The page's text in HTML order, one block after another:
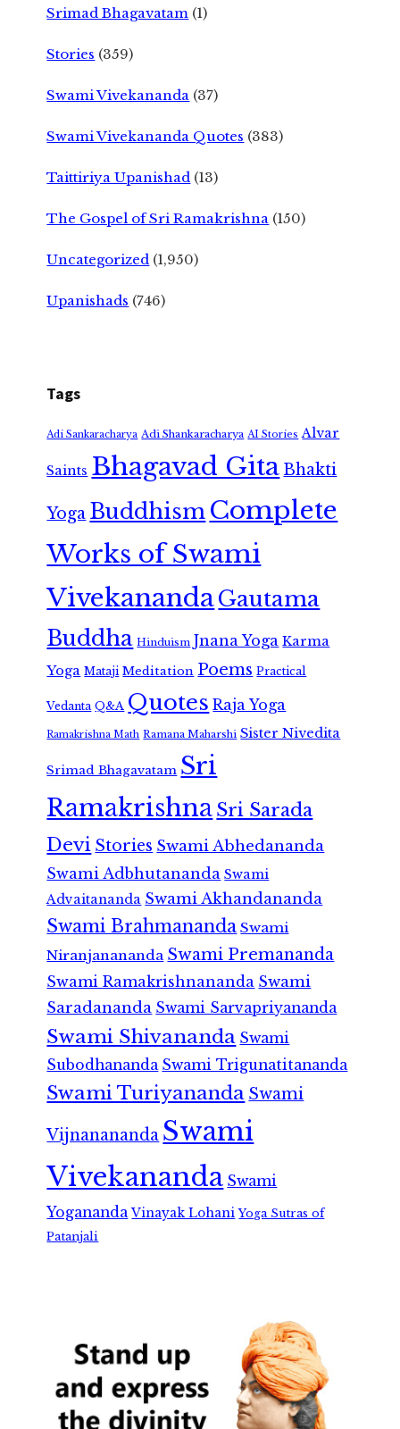
Srimad Bhagavatam (1)
Stories (359)
Swami Vivekananda (37)
Swami Vivekananda Quotes (383)
Taittiriya Upanishad (13)
The Gospel of Sri Ramakrishna (150)
Uncategorized (1,950)
Upanishads (746)
Tags
Adi Sankaracharya Adi Shankaracharya AI Stories Alvar
Saints Bhagavad GitaBhakti
Yoga Buddhism Complete
Works of Swami
VivekanandaGautama
Buddha Hinduism Jnana Yoga Karma
Yoga Mataji Meditation Poems Practical
Vedanta Q&A Quotes Raja Yoga
Ramakrishna Math Ramana Maharshi Sister Nivedita
Srimad Bhagavatam Sri
RamakrishnaSri Sarada
Devi Stories Swami Abhedananda
Swami Adbhutananda Swami
Advaitananda Swami Akhandananda
Swami Brahmananda Swami
Niranjanananda Swami Premananda
Swami Ramakrishnananda Swami
Saradananda Swami Sarvapriyananda
Swami Shivananda Swami
Subodhananda Swami Trigunatitananda
Swami Turiyananda Swami
Vijnanananda Swami
Vivekananda Swami
Yogananda Vinayak Lohani Yoga Sutras of
Patanjali